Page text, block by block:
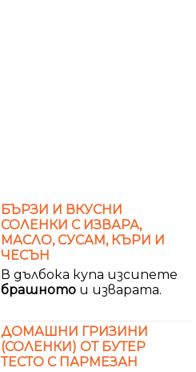
БЪРЗИ И ВКУСНИ
СОЛЕНКИ С ИЗВАРА,
МАСЛО, СУСАМ, КЪРИ И
ЧЕСЪН
В дълбока купа изсипете
брашното и изварата.
ДОМАШНИ ГРИЗИНИ
(СОЛЕНКИ) ОТ БУТЕР
ТЕСТО С ПАРМЕЗАН